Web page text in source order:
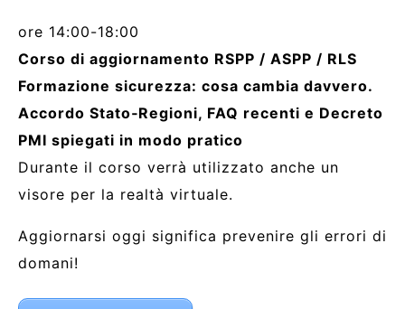
ore 14:00-18:00
Corso di aggiornamento RSPP / ASPP / RLS
Formazione sicurezza: cosa cambia davvero.
Accordo Stato‑Regioni, FAQ recenti e Decreto
PMI spiegati in modo pratico
Durante il corso verrà utilizzato anche un
visore per la realtà virtuale.
Aggiornarsi oggi significa prevenire gli errori di
domani!